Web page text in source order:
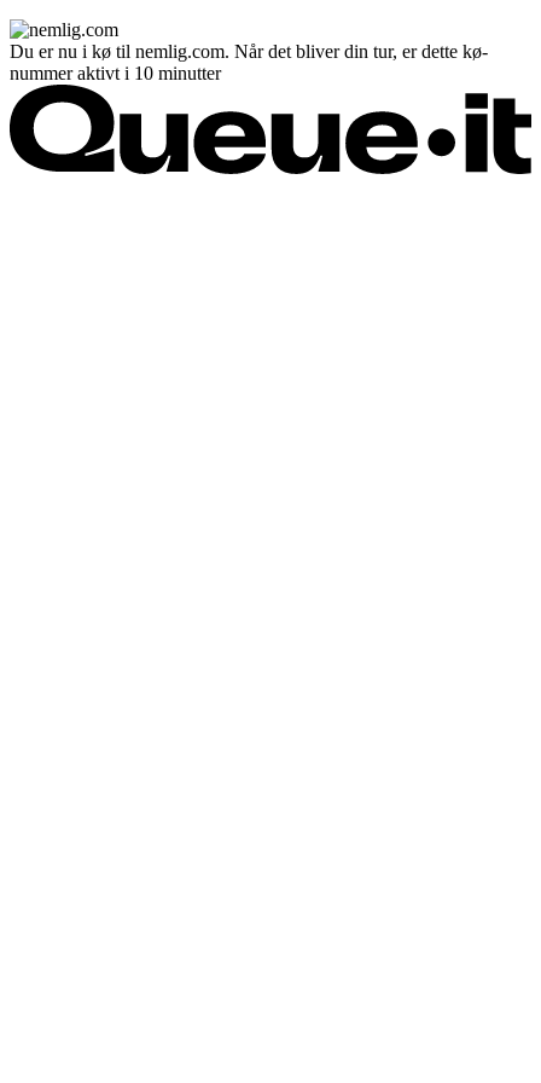
Du er nu i kø til nemlig.com. Når det bliver din tur, er dette kø-
nummer aktivt i 10 minutter